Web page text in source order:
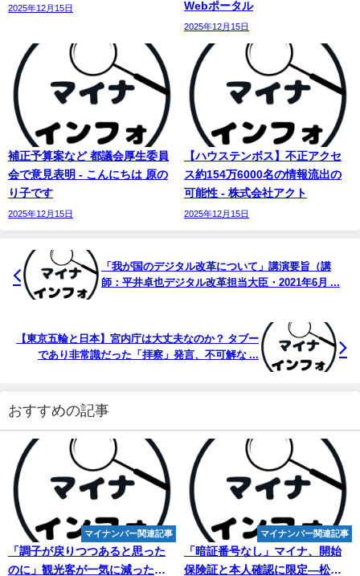
2025年12月15日
Webポータル
2025年12月15日
補正予算案など 都議会厚生委員
会で意見表明 - こんにちは 原の
り子です
2025年12月15日
【ハウステンボス】不正アクセ
ス約154万6000名の情報流出の
可能性 - 株式会社アクト
2025年12月15日
「我が国のデジタル改革について」講演要旨（講
師：平井卓也デジタル改革担当大臣・2021年6月 ...
【東京五輪と日本】宮内庁は大丈夫なのか？ タブー
であり非常識だった「拝察」発言、不可解な ...
おすすめの記事
マイナンバー関連記事
「調子が戻りつつあると思った
のに」観光客が一気に減った国
マイナンバー関連記事
「暗証番号なし」マイナ、開始
保険証と本人確認に限定―松本